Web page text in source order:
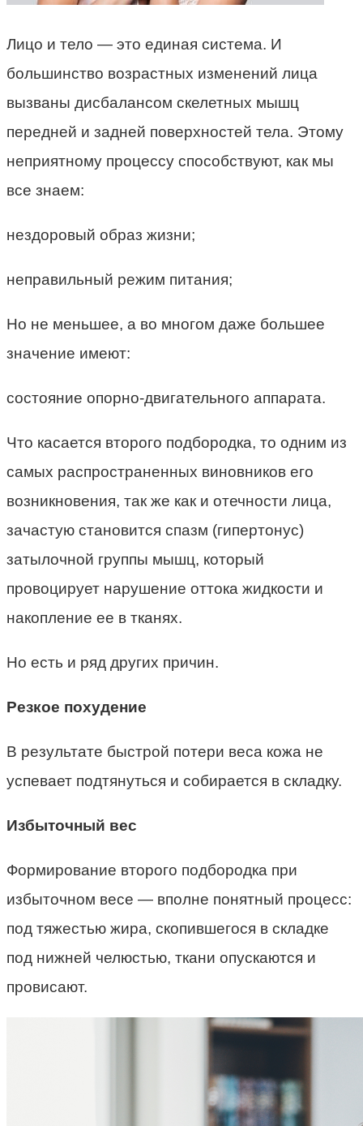
Лицо и тело — это единая система. И
большинство возрастных изменений лица
вызваны дисбалансом скелетных мышц
передней и задней поверхностей тела. Этому
неприятному процессу способствуют, как мы
все знаем:
нездоровый образ жизни;
неправильный режим питания;
Но не меньшее, а во многом даже большее
значение имеют:
состояние опорно-двигательного аппарата.
Что касается второго подбородка, то одним из
самых распространенных виновников его
возникновения, так же как и отечности лица,
зачастую становится спазм (гипертонус)
затылочной группы мышц, который
провоцирует нарушение оттока жидкости и
накопление ее в тканях.
Но есть и ряд других причин.
Резкое похудение
В результате быстрой потери веса кожа не
успевает подтянуться и собирается в складку.
Избыточный вес
Формирование второго подбородка при
избыточном весе — вполне понятный процесс:
под тяжестью жира, скопившегося в складке
под нижней челюстью, ткани опускаются и
провисают.